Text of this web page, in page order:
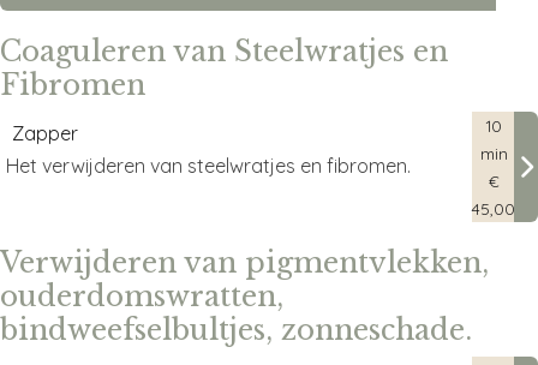
Coaguleren van Steelwratjes en
Fibromen
Zapper
Het verwijderen van steelwratjes en fibromen.
10
min
€
45,00
Verwijderen van pigmentvlekken,
ouderdomswratten,
bindweefselbultjes, zonneschade.